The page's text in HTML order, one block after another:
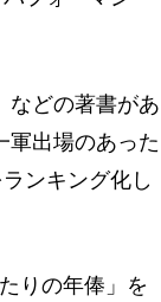
などの著書があ
軍出場のあった
ンキング化し
りの年俸」を